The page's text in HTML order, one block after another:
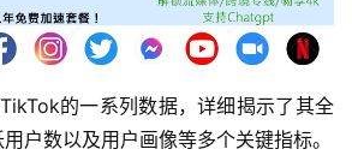
的一系列数据，详细揭示了其全
户数以及用户画像等多个关键指标。